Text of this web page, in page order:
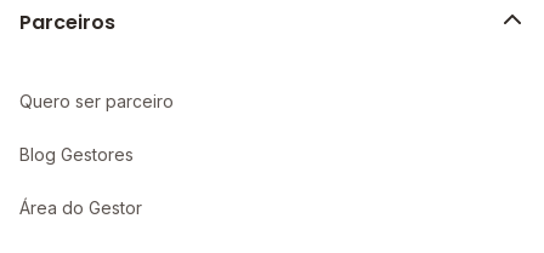
Parceiros
Quero ser parceiro
Blog Gestores
Área do Gestor